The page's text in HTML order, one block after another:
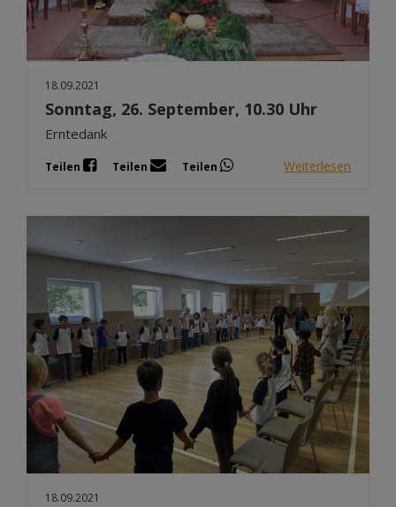
18.09.2021
Sonntag, 26. September, 10.30 Uhr
Erntedank
Teilen Teilen Teilen Weiterlesen
18.09.2021